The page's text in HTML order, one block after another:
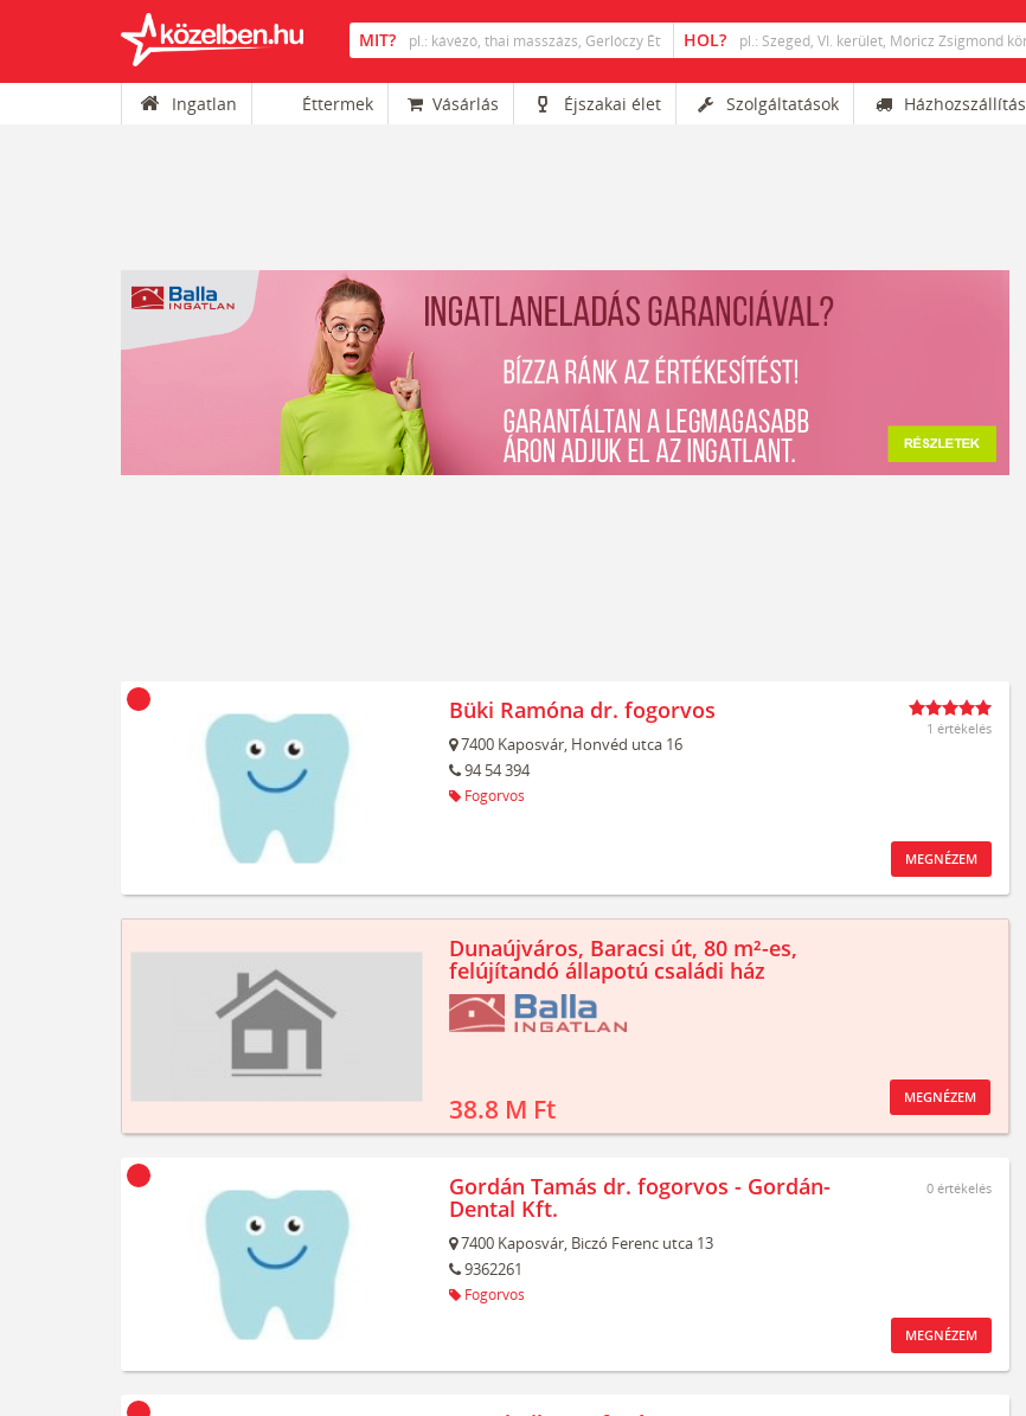
Ingatlan Éttermek Vásárlás Éjszakai élet Szolgáltatások Házhozszállítás
Büki Ramóna dr. fogorvos
7400 Kaposvár, Honvéd utca 16
94 54 394
Fogorvos
1 értékelés
MEGNÉZEM
Dunaújváros, Baracsi út, 80 m²-es,
felújítandó állapotú családi ház
38.8 M Ft MEGNÉZEM
Gordán Tamás dr. fogorvos - Gordán-
Dental Kft.
7400 Kaposvár, Biczó Ferenc utca 13
9362261
Fogorvos
0 értékelés
MEGNÉZEM